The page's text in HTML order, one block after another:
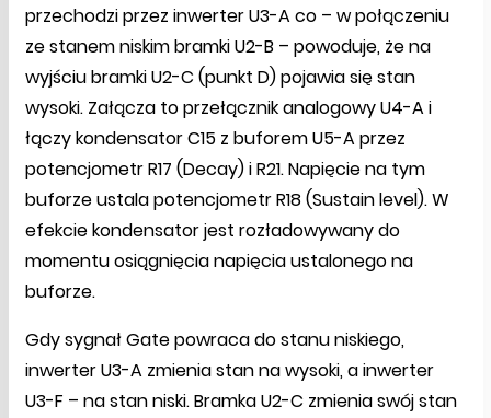
przechodzi przez inwerter U3-A co – w połączeniu
ze stanem niskim bramki U2-B – powoduje, że na
wyjściu bramki U2-C (punkt D) pojawia się stan
wysoki. Załącza to przełącznik analogowy U4-A i
łączy kondensator C15 z buforem U5-A przez
potencjometr R17 (Decay) i R21. Napięcie na tym
buforze ustala potencjometr R18 (Sustain level). W
efekcie kondensator jest rozładowywany do
momentu osiągnięcia napięcia ustalonego na
buforze.
Gdy sygnał Gate powraca do stanu niskiego,
inwerter U3-A zmienia stan na wysoki, a inwerter
U3-F – na stan niski. Bramka U2-C zmienia swój stan